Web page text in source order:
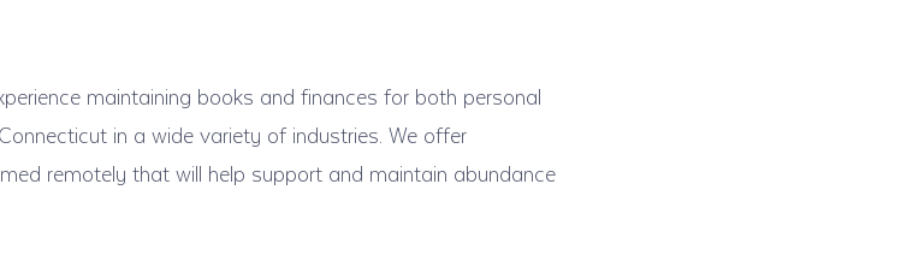
maintaining books and finances for both personal
in a wide variety of industries. We offer
remotely that will help support and maintain abundance